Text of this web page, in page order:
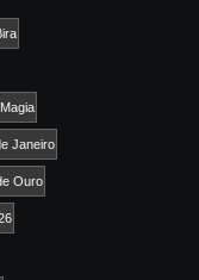
Janeiro
Ouro